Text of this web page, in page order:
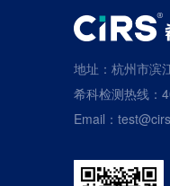
地址：杭州市滨
希科检测热线：
Email：